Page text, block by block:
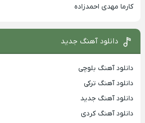
کارما مهدی احمدزاده
دانلود آهنگ جدید
دانلود آهنگ بلوچی
دانلود آهنگ ترکی
دانلود آهنگ جدید
دانلود آهنگ کردی